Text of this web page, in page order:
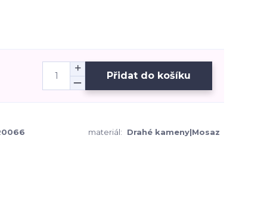
Přidat do košíku
materiál: Drahé kameny|Mosaz